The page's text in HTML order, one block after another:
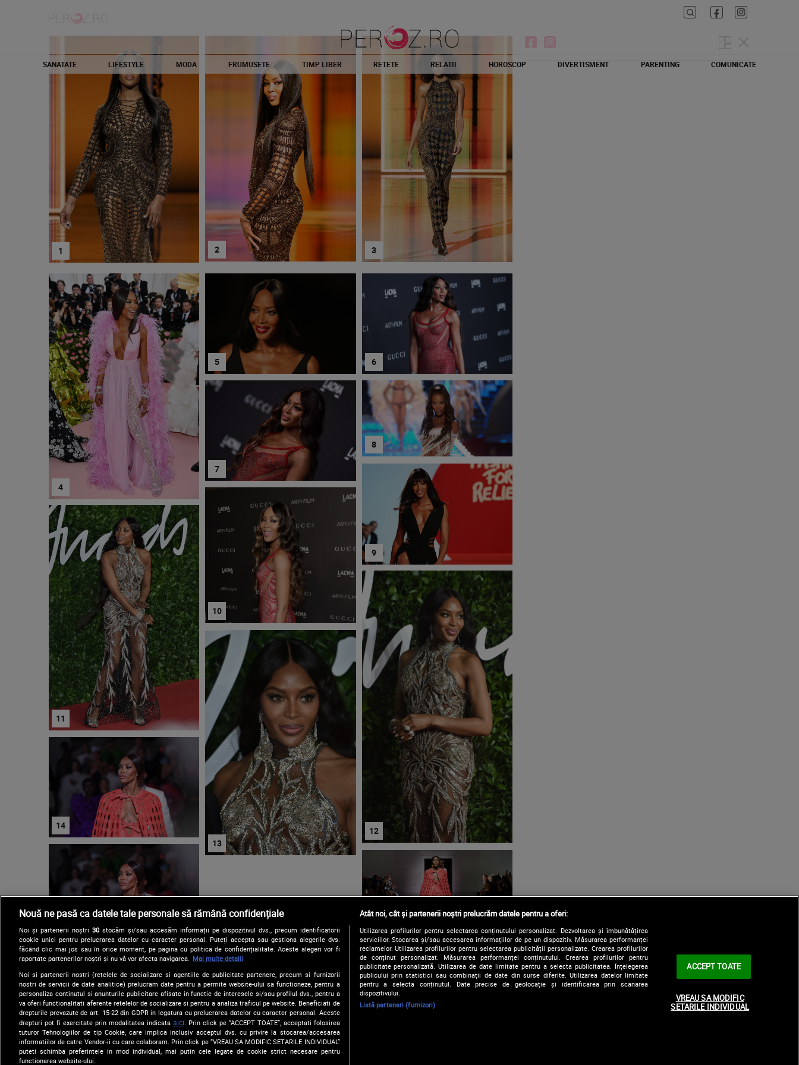
SANATATE LIFESTYLE MODA FRUMUSETE TIMP LIBER RETETE RELATII HOROSCOP DIVERTISMENT PARENTING COMUNICATE
Copyright © 2026 / DIGI ROMANIA S.A. Termene și condiții
Nouă ne pasă ca datele tale personale să rămână confidențiale
Noi și partenerii noștri 30stocăm și/sau accesăm informații pe dispozitivul dvs., precum identificatorii
cookie unici pentru prelucrarea datelor cu caracter personal. Puteți accepta sau gestiona alegerile dvs.
făcând clic mai jos sau în orice moment, pe pagina cu politica de confidențialitate. Aceste alegeri vor fi
raportate partenerilor noștri și nu vă vor afecta navigarea. Mai multe detalii
Noi si partenerii nostri (retelele de socializare si agentiile de publicitate partenere, precum si furnizorii
nostri de servicii de date analitice) prelucram date pentru a permite website-ului sa functioneze, pentru a
personaliza continutul si anunturile publicitare afisate in functie de interesele si/sau profilul dvs., pentru a
va oferi functionalitati aferente retelelor de socializare si pentru a analiza traficul pe website. Beneficiati de
drepturile prevazute de art. 15-22 din GDPR in legatura cu prelucrarea datelor cu caracter personal. Aceste
drepturi pot fi exercitate prin modalitatea indicata aici . Prin click pe “ACCEPT TOATE”, acceptati folosirea
tuturor Tehnologiilor de tip Cookie, care implica inclusiv acceptul dvs. cu privire la stocarea/accesarea
informatiilor de catre Vendor-ii cu care colaboram. Prin click pe “VREAU SA MODIFIC SETARILE INDIVIDUAL”
puteti schimba preferintele in mod individual, mai putin cele legate de cookie strict necesare pentru
functionarea website-ului.
Atât noi, cât și partenerii noștri prelucrăm datele pentru a oferi:
Utilizarea profilurilor pentru selectarea conținutului personalizat. Dezvoltarea și îmbunătățirea
serviciilor. Stocarea și/sau accesarea informațiilor de pe un dispozitiv. Măsurarea performanței
reclamelor. Utilizarea profilurilor pentru selectarea publicității personalizate. Crearea profilurilor
de conținut personalizat. Măsurarea performanței conținutului. Crearea profilurilor pentru
publicitate personalizată. Utilizarea de date limitate pentru a selecta publicitatea. Înțelegerea
publicului prin statistici sau combinații de date din surse diferite. Utilizarea datelor limitate
pentru a selecta conținutul. Date precise de geolocație și identificarea prin scanarea
dispozitivului.
Listă parteneri (furnizori)
ACCEPT TOATE
VREAU SA MODIFIC
SETARILE INDIVIDUAL